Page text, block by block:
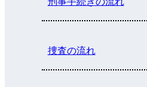
捜査の流れ